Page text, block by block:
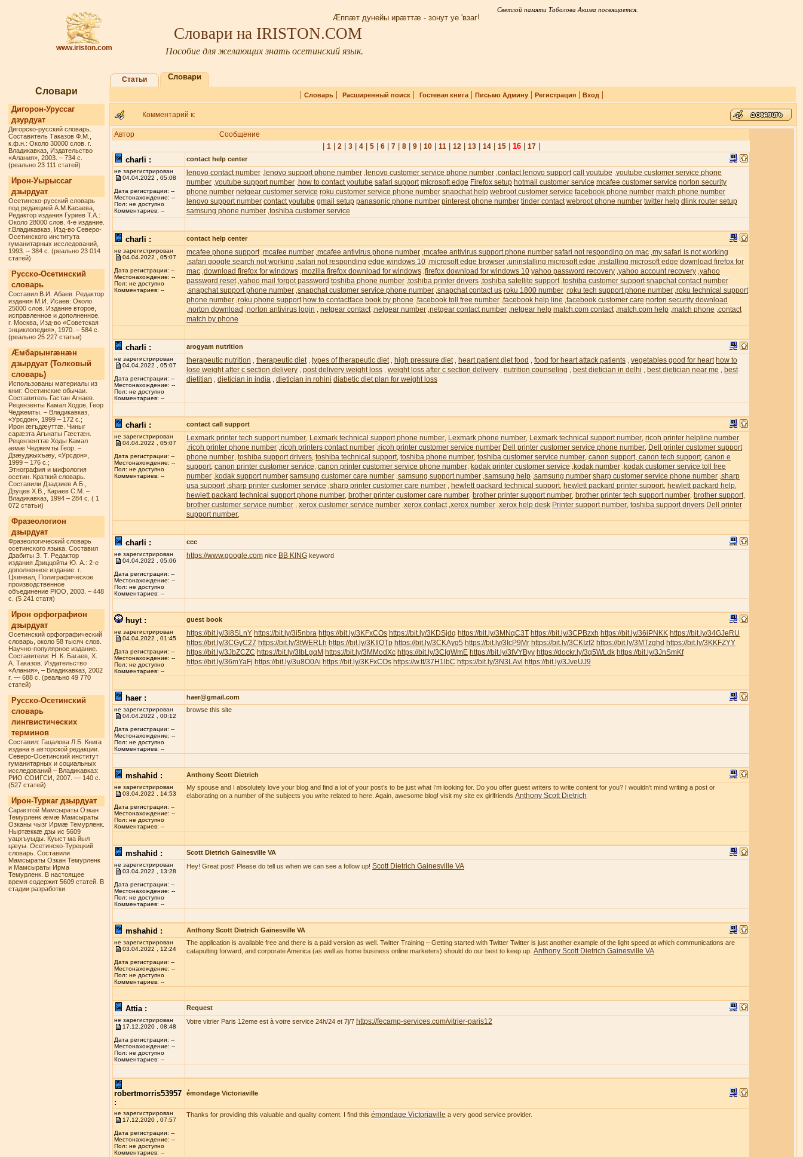
www.iriston.com
Светлой памяти Таболова Акима посвящается.
Æппæт дунейы ирæттæ - зонут уе 'взаг!
Словари на IRISTON.COM
Пособие для желающих знать осетинский язык.
Словари
Дигорон-Уруссаг
дзурдуат
Дигорско-русский словарь.
Составитель Таказов Ф.М.,
к.ф.н.: Около 30000 слов. г.
Владикавказ, Издательство
«Алания», 2003. – 734 с.
(реально 23 111 статей)
Ирон-Уырыссаг
дзырдуат
Осетинско-русский словарь
под редакцией А.М.Касаева,
Редактор издания Гуриев Т.А.:
Около 28000 слов. 4-е издание.
г.Владикавказ, Изд-во Северо-
Осетинского института
гуманитарных исследований,
1993. – 384 с. (реально 23 014
статей)
Русско-Осетинский
словарь
Составил В.И. Абаев. Редактор
издания М.И. Исаев: Около
25000 слов. Издание второе,
исправленное и дополненное.
г. Москва, Изд-во «Советская
энциклопедия», 1970. – 584 с.
(реально 25 227 статьи)
Æмбарынгæнæн
дзырдуат (Толковый
словарь)
Использованы материалы из
книг: Осетинские обычаи.
Составитель Гастан Агнаев.
Рецензенты Камал Ходов, Геор
Чеджемты. – Владикавказ,
«Урсдон», 1999 – 172 с.;
Ирон æгъдæуттæ. Чиныг
сарæзта Агънаты Гæстæн.
Рецензенттæ Ходы Камал
æмæ Чеджемты Геор. –
Дзæуджыхъæу, «Урсдон»,
1999 – 176 с.;
Этнография и мифология
осетин. Краткий словарь.
Составили Дзадзиев А.Б.,
Дзуцев Х.В., Караев С.М. –
Владикавказ, 1994 – 284 с. ( 1
072 статьи)
Фразеологион
дзырдуат
Фразеологический словарь
осетинского языка. Составил
Дзабиты З. Т. Редактор
издания Дзиццойты Ю. А.: 2-е
дополненное издание. г.
Цхинвал, Полиграфическое
производственное
объединение РЮО, 2003. – 448
с. (5 241 статя)
Ирон орфографион
дзырдуат
Осетинский орфографический
словарь, около 58 тысяч слов.
Научно-популярное издание.
Составители: Н. К. Багаев, Х.
А. Таказов. Издательство
«Алания», – Владикавказ, 2002
г. — 688 с. (реально 49 770
статей)
Русско-Осетинский
словарь
лингвистических
терминов
Составил: Гацалова Л.Б. Книга
издана в авторской редакции.
Северо-Осетинский институт
гуманитарных и социальных
исследований – Владикавказ:
РИО СОИГСИ, 2007. — 140 с.
(527 статей)
Ирон-Туркаг дзырдуат
Сарæзтой Мамсыраты Озкан
Темурленк æмæ Мамсыраты
Озканы чызг Ирмæ Темурленк.
Ныртæккæ дзы ис 5609
уацхъуыды. Куыст ма йыл
цæуы. Осетинско-Турецкий
словарь. Составили
Мамсыраты Озкан Темурленк
и Мамсыраты Ирма
Темурленк. В настоящее
время содержит 5609 статей. В
стадии разработки.
Статьи Словари
| Словарь| Расширенный поиск| Гостевая книга| Письмо Админу| Регистрация| Вход |
Комментарий к:
Автор Сообщение
1| 2| 3| 4| 5| 6| 7| 8| 9| 10| 11| 12| 13| 14| 15| 16| 17|
charli :
contact help center
не зарегистрирован
04.04.2022 , 05:08
Дата регистрации: --
Местонахождение: --
Пол: не доступно
Комментариев: --
lenovo contact number lenovo support phone number lenovo customer service phone number contact lenovo support call youtube youtube customer service phone
number youtube support number how to contact youtube safari support microsoft edge Firefox setup hotmail customer service mcafee customer service norton security
phone number netgear customer service roku customer service phone number snapchat help webroot customer service facebook phone number match phone number
lenovo support number contact youtube gmail setup panasonic phone number pinterest phone number tinder contact webroot phone number twitter help dlink router setup
samsung phone number toshiba customer service
charli : contact help center
не зарегистрирован
04.04.2022 , 05:07
Дата регистрации: --
Местонахождение: --
Пол: не доступно
Комментариев: --
mcafee phone support mcafee number mcafee antivirus phone number mcafee antivirus support phone number safari not responding on mac my safari is not working
safari google search not working safari not responding edge windows 10 microsoft edge browser uninstalling microsoft edge installing microsoft edge download firefox for
mac download firefox for windows mozilla firefox download for windows firefox download for windows 10 yahoo password recovery yahoo account recovery yahoo
password reset yahoo mail forgot password toshiba phone number toshiba printer drivers toshiba satellite support toshiba customer support snapchat contact number
snapchat support phone number snapchat customer service phone number snapchat contact us roku 1800 number roku tech support phone number roku technical support
phone number roku phone support how to contactface book by phone facebook toll free number facebook help line facebook customer care norton security download
norton download norton antivirus login netgear contact netgear number netgear contact number netgear help match.com contact match.com help match phone contact
match by phone
charli : arogyam nutrition
не зарегистрирован
04.04.2022 , 05:07
Дата регистрации: --
Местонахождение: --
Пол: не доступно
Комментариев: --
therapeutic nutrition therapeutic diet, types of therapeutic diet, high pressure diet, heart patient diet food food for heart attack patients vegetables good for heart how to
lose weight after c section delivery
post delivery weight loss weight loss after c section delivery nutrition counseling best dietician in delhi best dietician near me
best
dietitian
dietician in india dietician in rohini diabetic diet plan for weight loss
charli : contact call support
не зарегистрирован
04.04.2022 , 05:07
Дата регистрации: --
Местонахождение: --
Пол: не доступно
Комментариев: --
Lexmark printer tech support number Lexmark technical support phone number Lexmark phone number Lexmark technical support number ricoh printer helpline number
ricoh printer phone number ricoh printers contact number ricoh printer customer service number Dell printer customer service phone number Dell printer customer support
phone number toshiba support drivers toshiba technical support toshiba phone number toshiba customer service number canon support, canon tech support canon e
support canon printer customer service canon printer customer service phone number kodak printer customer service kodak number kodak customer service toll free
number kodak support number samsung customer care number samsung support number samsung help samsung number sharp customer service phone number sharp
usa support sharp printer customer service sharp printer customer care number hewlett packard technical support hewlett packard printer support hewlett packard help
hewlett packard technical support phone number brother printer customer care number brother printer support number brother printer tech support number brother support
brother customer service number xerox customer service number xerox contact xerox number xerox help desk Printer support number toshiba support drivers Dell printer
support number
charli : ccc
не зарегистрирован
04.04.2022 , 05:06
Дата регистрации: --
Местонахождение: --
Пол: не доступно
Комментариев: --
https://www.google.com nice BB KING keyword
huyt : guest book
не зарегистрирован
04.04.2022 , 01:45
Дата регистрации: --
Местонахождение: --
Пол: не доступно
Комментариев: --
https://bit.ly/3i8SLnY https://bit.ly/3i5nbra https://bit.ly/3KFxCOs https://bit.ly/3KDSjdq https://bit.ly/3MNqC3T https://bit.ly/3CPBzxh https://bit.ly/36iPNKK https://bit.ly/34GJeRU
https://bit.ly/3CGyC27 https://bit.ly/3tWERLh https://bit.ly/3KIlQTp https://bit.ly/3CKAyq5 https://bit.ly/3IcP9Mr https://bit.ly/3CKIzf2 https://bit.ly/3MTzghd https://bit.ly/3KKFZYY
https://bit.ly/3JbZCZC https://bit.ly/3IbLgqM https://bit.ly/3MModXc https://bit.ly/3CIgWmE https://bit.ly/3tVYByy https://dockr.ly/3q5WLdk https://bit.ly/3JnSmKf
https://bit.ly/36mYaFj https://bit.ly/3u8O0Ai https://bit.ly/3KFxCOs https://w.tt/37H1lbC https://bit.ly/3N3LAvl https://bit.ly/3JveUJ9
haer : haer@gmail.com
не зарегистрирован
04.04.2022 , 00:12
Дата регистрации: --
Местонахождение: --
Пол: не доступно
Комментариев: --
browse this site
mshahid : Anthony Scott Dietrich
не зарегистрирован
03.04.2022 , 14:53
Дата регистрации: --
Местонахождение: --
Пол: не доступно
Комментариев: --
My spouse and I absolutely love your blog and find a lot of your post’s to be just what I’m looking for. Do you offer guest writers to write content for you? I wouldn’t mind writing a post or
elaborating on a number of the subjects you write related to here. Again, awesome blog! visit my site ex girlfriends Anthony Scott Dietrich
mshahid : Scott Dietrich Gainesville VA
не зарегистрирован
03.04.2022 , 13:28
Дата регистрации: --
Местонахождение: --
Пол: не доступно
Комментариев: --
Hey! Great post! Please do tell us when we can see a follow up! Scott Dietrich Gainesville VA
mshahid : Anthony Scott Dietrich Gainesville VA
не зарегистрирован
03.04.2022 , 12:24
Дата регистрации: --
Местонахождение: --
Пол: не доступно
Комментариев: --
The application is available free and there is a paid version as well. Twitter Training – Getting started with Twitter Twitter is just another example of the light speed at which communications are
catapulting forward, and corporate America (as well as home business online marketers) should do our best to keep up. Anthony Scott Dietrich Gainesville VA
Attia : Request
не зарегистрирован
17.12.2020 , 08:48
Дата регистрации: --
Местонахождение: --
Пол: не доступно
Комментариев: --
Votre vitrier Paris 12eme est à votre service 24h/24 et 7j/7 https://fecamp-services.com/vitrier-paris12
robertmorris53957
:
émondage Victoriaville
не зарегистрирован
17.12.2020 , 07:57
Дата регистрации: --
Местонахождение: --
Пол: не доступно
Комментариев: --
Thanks for providing this valuable and quality content. I find this émondage Victoriaville a very good service provider.